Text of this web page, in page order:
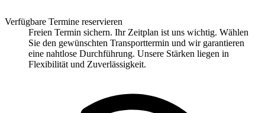
Verfügbare Termine reservieren
Freien Termin sichern. Ihr Zeitplan ist uns wichtig. Wählen
Sie den gewünschten Transporttermin und wir garantieren
eine nahtlose Durchführung. Unsere Stärken liegen in
Flexibilität und Zuverlässigkeit.